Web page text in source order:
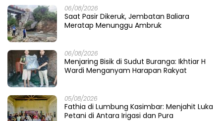
06/08/2026
Saat Pasir Dikeruk, Jembatan Baliara
Meratap Menunggu Ambruk
06/08/2026
Menjaring Bisik di Sudut Buranga: Ikhtiar H
Wardi Menganyam Harapan Rakyat
05/08/2026
Fathia di Lumbung Kasimbar: Menjahit Luka
Petani di Antara Irigasi dan Pura